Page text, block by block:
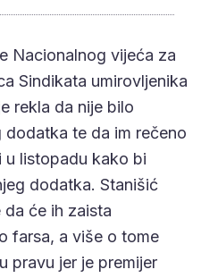
Nacionalnog vijeća za
Sindikata umirovljenika
rekla da nije bilo
te da im rečeno
listopadu kako bi
dodatka. Stanišić
da će ih zaista
farsa, a više o tome
pravu jer je premijer